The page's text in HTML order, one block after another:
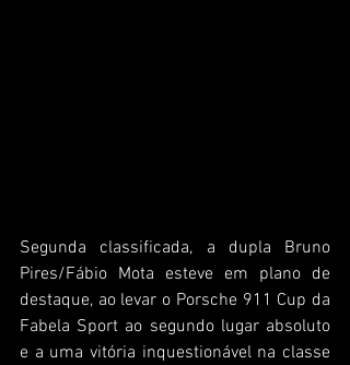
Segunda classificada, a dupla Bruno
Pires/Fábio Mota esteve em plano de
destaque, ao levar o Porsche 911 Cup da
Fabela Sport ao segundo lugar absoluto
e a uma vitória inquestionável na classe